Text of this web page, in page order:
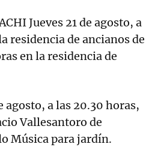
Jueves 21 de agosto, a
residencia de ancianos de
en la residencia de
agosto, a las 20.30 horas,
Vallesantoro de
Música para jardín.